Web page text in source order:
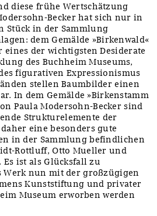
diese frühe Wertschätzung
Becker hat sich nur in
Stück in der Sammlung
dem Gemälde »Birkenwald«
eines der wichtigsten Desiderate
des Buchheim Museums,
figurativen Expressionismus
stellen Baumbilder einen
In dem Gemälde »Birkenstamm
Paula Modersohn-Becker sind
Strukturelemente der
eine besonders gute
in der Sammlung befindlichen
Rottluff, Otto Mueller und
ist als Glücksfall zu
Werk nun mit der großzügigen
Kunststiftung und privater
Museum erworben werden